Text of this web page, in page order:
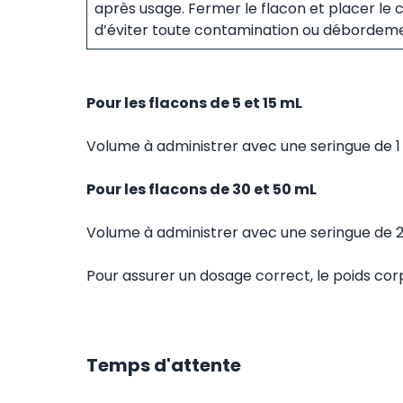
après usage. Fermer le flacon et placer le
d’éviter toute contamination ou
Pour les flacons de 5 et 15 mL
Volume à administrer avec une seringue de
Pour les flacons de 30 et 50 mL
Volume à administrer avec une seringue de
Pour assurer un dosage correct, le poids
Temps d'attente